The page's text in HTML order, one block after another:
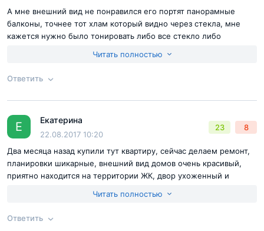
А мне внешний вид не понравился его портят панорамные
балконы, точнее тот хлам который видно через стекла, мне
кажется нужно было тонировать либо все стекло либо
достойный, так что в целом мы довольны покупкой
Читать полностью
Ответить
Ответ на отзыв
Е Екатерина
22.08.2017 10:20
23 8
Два месяца назад купили тут квартиру, сейчас делаем ремонт,
планировки шикарные, внешний вид домов очень красивый,
приятно находится на территории ЖК, двор ухоженный и
раз как приезжаем они не хотят от сюда уезжать. Из
Читать полностью
Ответить